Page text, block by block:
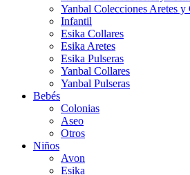
Yanbal Colecciones Aretes y
Infantil
Esika Collares
Esika Aretes
Esika Pulseras
Yanbal Collares
Yanbal Pulseras
Bebés
Colonias
Aseo
Otros
Niños
Avon
Esika